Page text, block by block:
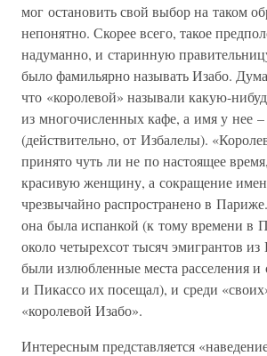
мог остановить свой выбор на таком
непонятно. Скорее всего, такое
надуманно, и старинную
было фамильярно называть Изабо.
что «королевой» называли какую-
из многочисленных кафе, а имя у нее
(действительно, от Избалелы).
принято чуть ли не по настоящее
красивую женщину, а сокращение
чрезвычайно распространено в
она была испанкой (к тому времени в
около четырехсот тысяч эмигрантов
были излюбленные места расселения и
и Пикассо их посещал), и среди
«королевой Изабо».
Интересным представляется